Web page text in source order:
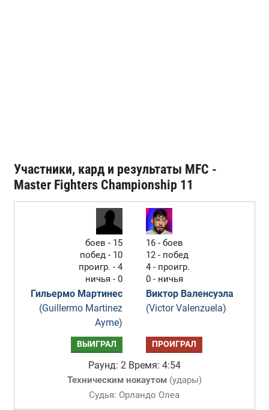
Участники, кард и результаты MFC -
Master Fighters Championship 11
боев - 15
побед - 10
проигр. - 4
ничья - 0
Гильермо Мартинес
(Guillermo Martinez
Ayme)
16 - боев
12 - побед
4 - проигр.
0 - ничья
Виктор Валенсуэла
(Victor Valenzuela)
ВЫИГРАЛ ПРОИГРАЛ
Раунд: 2 Время: 4:54
Техническим нокаутом(удары)
Судья: Орландо Олеа